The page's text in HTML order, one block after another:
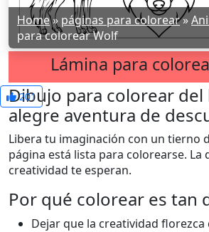
Home» páginas para colorear»
para colorear Wolf
Lámina para
201
Dibujo para colorear del
alegre aventura de
Libera tu imaginación con un tierno
página está lista para colorearse. La
creatividad te esperan.
Por qué colorear es tan
Dejar que la creatividad florezca